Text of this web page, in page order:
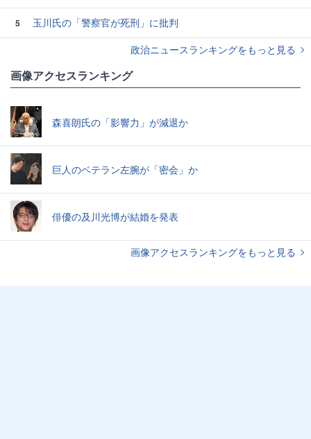
5
玉川氏の「警察官が死刑」に批判
政治ニュースランキングをもっと見る
画像アクセスランキング
森喜朗氏の「影響力」が減退か
巨人のベテラン左腕が「密会」か
俳優の及川光博が結婚を発表
画像アクセスランキングをもっと見る